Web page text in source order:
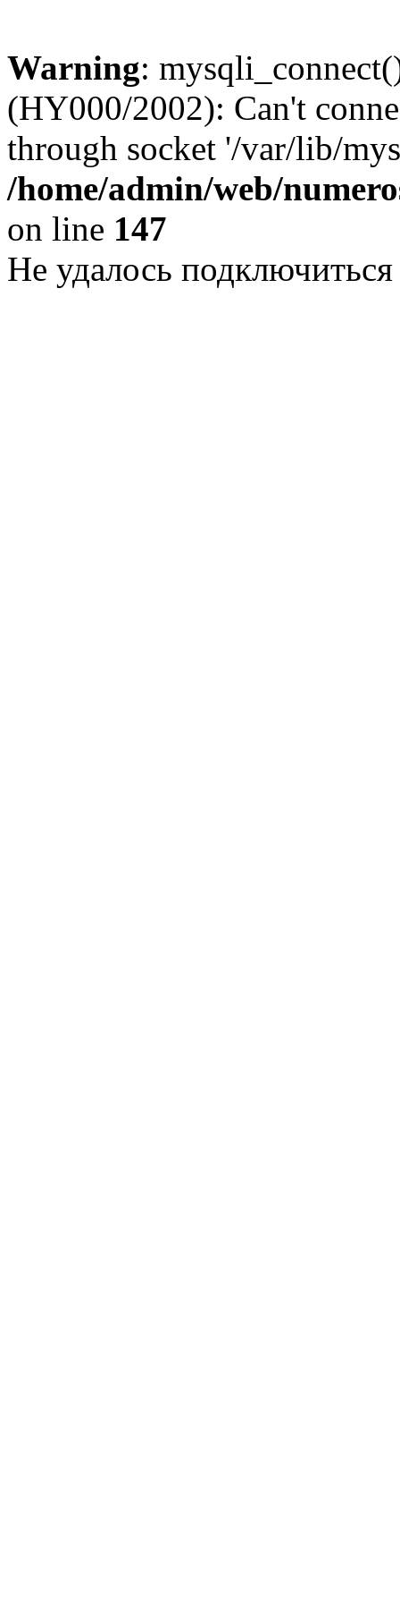
Warning:
(HY000/2002): Can't
through socket '/var/lib/
/home/admin/web/
on line 147
Не удалось